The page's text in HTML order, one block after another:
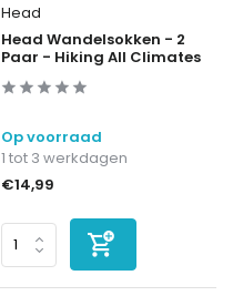
Head
Head Wandelsokken - 2
Paar - Hiking All Climates
Op voorraad
1 tot 3 werkdagen
€14,99